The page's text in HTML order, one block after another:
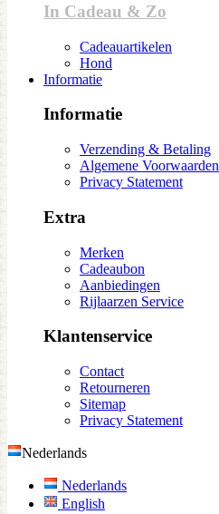
In Cadeau & Zo
Cadeauartikelen
Hond
Informatie
Informatie
Verzending & Betaling
Algemene Voorwaarden
Privacy Statement
Extra
Merken
Cadeaubon
Aanbiedingen
Rijlaarzen Service
Klantenservice
Contact
Retourneren
Sitemap
Privacy Statement
Nederlands
Nederlands
English